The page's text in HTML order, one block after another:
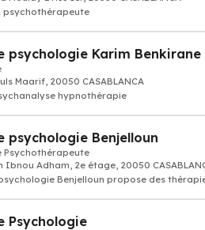
psychothérapeute
psychologie Karim Benkirane
Maarif, 20050 CASABLANCA
hypnothérapie
psychologie Benjelloun
Psychothérapeute
Ibnou Adham, 2e étage, 20050
Benjelloun propose des
Psychologie